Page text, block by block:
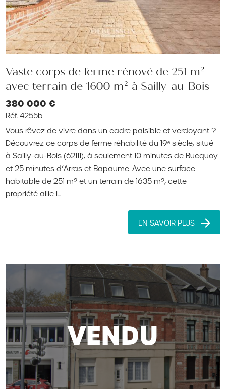
Vaste corps de ferme rénové de 251 m²
avec terrain de 1600 m² à Sailly-au-Bois
380 000 €
Réf. 4255b
Vous rêvez de vivre dans un cadre paisible et verdoyant ?
Découvrez ce corps de ferme réhabilité du 19ᵉ siècle, situé
à Sailly-au-Bois (62111), à seulement 10 minutes de Bucquoy
et 25 minutes d’Arras et Bapaume. Avec une surface
habitable de 251 m² et un terrain de 1635 m², cette
propriété allie l...
EN SAVOIR PLUS
VENDU